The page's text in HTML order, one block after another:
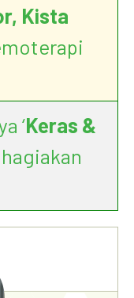
Kista
‘Keras &